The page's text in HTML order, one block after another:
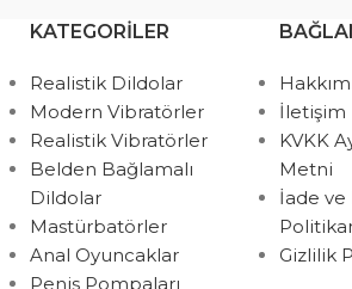
KATEGORILER
Realistik Dildolar
Modern Vibratörler
Realistik Vibratörler
Belden Bağlamalı
Dildolar
Mastürbatörler
Anal Oyuncaklar
Penis Pompaları
İletişim
KVKK
Metni
İade
Gizlilik